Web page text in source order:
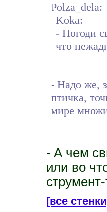
Polza_dela:
Koka:
- Погоди
что
- Надо же,
птичка,
мире
- А чем
или во
[все